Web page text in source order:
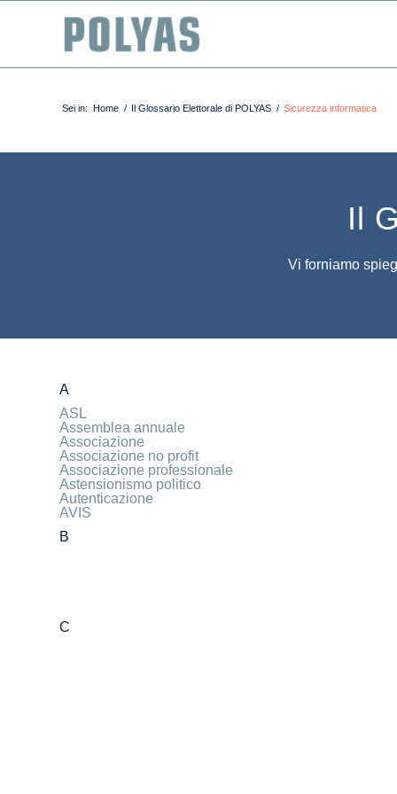
Sei in: Home / Il Glossario Elettorale di POLYAS / Sicurezza informatica
Il
Vi forniamo
A
ASL
Assemblea annuale
Associazione
Associazione no profit
Associazione professionale
Astensionismo politico
Autenticazione
AVIS
B
C